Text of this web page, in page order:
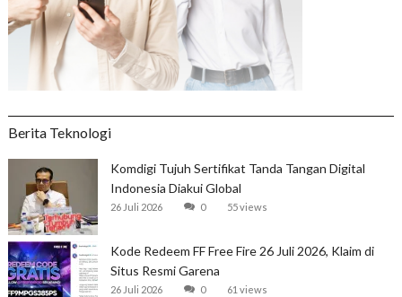
Berita Teknologi
Komdigi Tujuh Sertifikat Tanda Tangan Digital
Indonesia Diakui Global
26 Juli 2026 0 55 views
Kode Redeem FF Free Fire 26 Juli 2026, Klaim di
Situs Resmi Garena
26 Juli 2026 0 61 views